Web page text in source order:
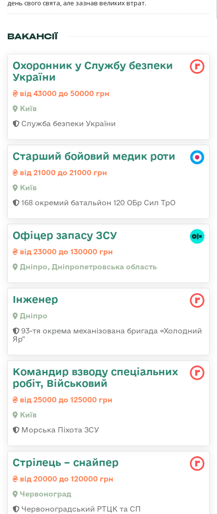
день свого свята, але зазнав великих втрат.
ВАКАНСІЇ
Охоронник у Службу безпеки
України
від 43000 до 50000 грн
Київ
Служба безпеки України
Старший бойовий медик роти
від 21000 до 21000 грн
Київ
168 окремий батальйон 120 ОБр Cил ТрО
Офіцер запасу ЗСУ
від 23000 до 130000 грн
Дніпро, Дніпропетровська область
Інженер
Дніпро
93-тя окрема механізована бригада «Холодний
Яр"
Командир взводу спеціальних
робіт, Військовий
від 25000 до 125000 грн
Київ
Морська Піхота ЗСУ
Стрілець – снайпер
від 20000 до 120000 грн
Червоноград
Червоноградський РТЦК та СП